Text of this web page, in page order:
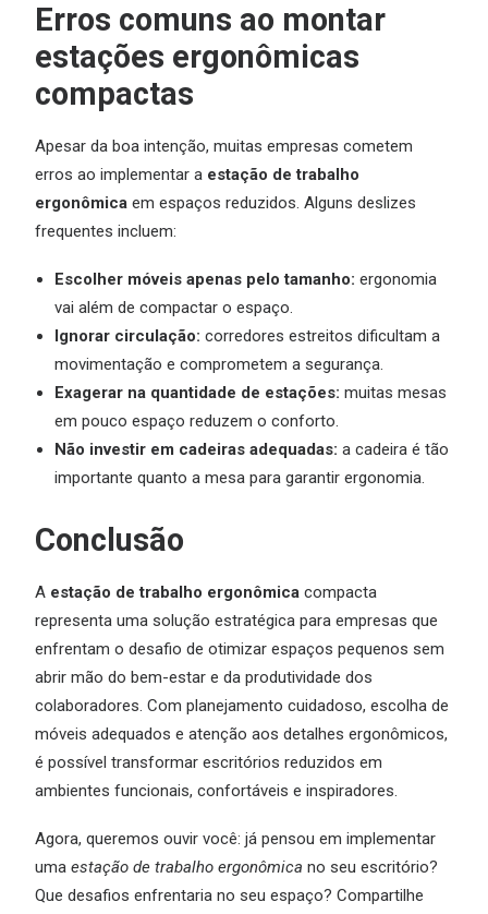
Erros comuns ao montar
estações ergonômicas
compactas
Apesar da boa intenção, muitas empresas cometem
erros ao implementar a estação de trabalho
ergonômica em espaços reduzidos. Alguns deslizes
frequentes incluem:
Escolher móveis apenas pelo tamanho: ergonomia
vai além de compactar o espaço.
Ignorar circulação: corredores estreitos dificultam a
movimentação e comprometem a segurança.
Exagerar na quantidade de estações: muitas mesas
em pouco espaço reduzem o conforto.
Não investir em cadeiras adequadas: a cadeira é tão
importante quanto a mesa para garantir ergonomia.
Conclusão
A estação de trabalho ergonômica compacta
representa uma solução estratégica para empresas que
enfrentam o desafio de otimizar espaços pequenos sem
abrir mão do bem-estar e da produtividade dos
colaboradores. Com planejamento cuidadoso, escolha de
móveis adequados e atenção aos detalhes ergonômicos,
é possível transformar escritórios reduzidos em
ambientes funcionais, confortáveis e inspiradores.
Agora, queremos ouvir você: já pensou em implementar
uma estação de trabalho ergonômica no seu escritório?
Que desafios enfrentaria no seu espaço? Compartilhe